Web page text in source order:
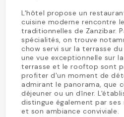
L'hôtel propose un
cuisine moderne rencontre
traditionnelles de Zanzibar.
spécialités, on trouve
chow servi sur la terrasse
une vue exceptionnelle sur
terrasse et le rooftop sont
profiter d'un moment de
admirant le panorama, que
déjeuner ou un dîner.
distingue également par
et son ambiance conviviale.